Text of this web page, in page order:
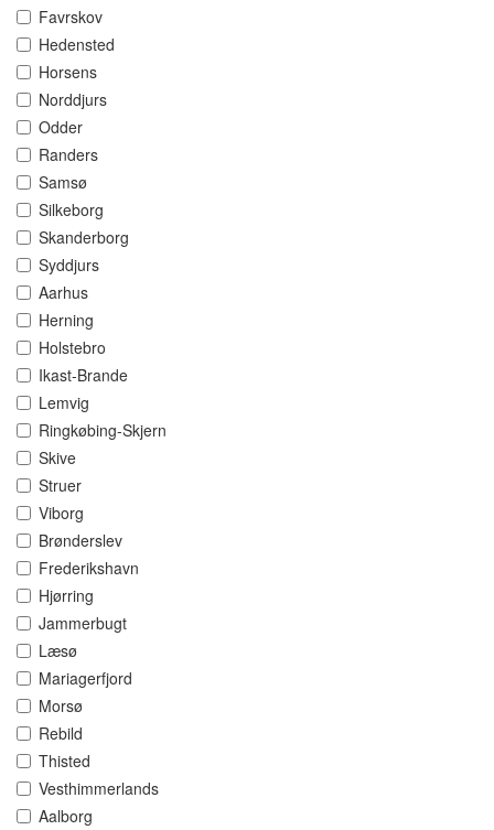
Favrskov
Hedensted
Horsens
Norddjurs
Odder
Randers
Samsø
Silkeborg
Skanderborg
Syddjurs
Aarhus
Herning
Holstebro
Ikast-Brande
Lemvig
Ringkøbing-Skjern
Skive
Struer
Viborg
Brønderslev
Frederikshavn
Hjørring
Jammerbugt
Læsø
Mariagerfjord
Morsø
Rebild
Thisted
Vesthimmerlands
Aalborg